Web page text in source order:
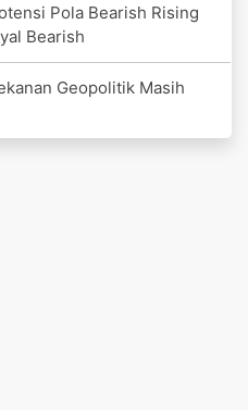
Pola Bearish Rising
Bearish
Geopolitik Masih